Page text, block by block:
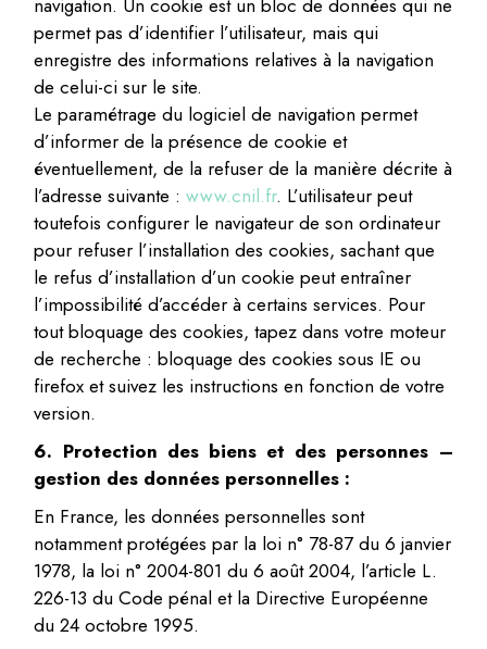
navigation. Un cookie est un bloc de données qui ne
permet pas d’identifier l’utilisateur, mais qui
enregistre des informations relatives à la navigation
de celui-ci sur le site.
Le paramétrage du logiciel de navigation permet
d’informer de la présence de cookie et
éventuellement, de la refuser de la manière décrite à
l’adresse suivante :www.cnil.fr. L’utilisateur peut
toutefois configurer le navigateur de son ordinateur
pour refuser l’installation des cookies, sachant que
le refus d’installation d’un cookie peut entraîner
l’impossibilité d’accéder à certains services. Pour
tout bloquage des cookies, tapez dans votre moteur
de recherche : bloquage des cookies sous IE ou
firefox et suivez les instructions en fonction de votre
version.
6. Protection des biens et des personnes –
gestion des données personnelles :
En France, les données personnelles sont
notamment protégées par la loi n° 78-87 du 6 janvier
1978, la loi n° 2004-801 du 6 août 2004, l’article L.
226-13 du Code pénal et la Directive Européenne
du 24 octobre 1995.